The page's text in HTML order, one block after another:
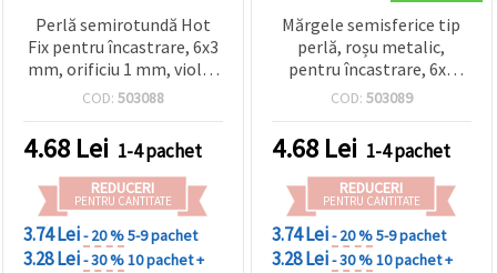
Perlă semirotundă Hot
Fix pentru încastrare, 6x3
mm, orificiu 1 mm, violet
metalizat - 50 buc.
COD: 503088
4.68 Lei 1-4 pachet
REDUCERI
PENTRU CANTITATE
3.74 Lei- 20 %5-9 pachet
3.28 Lei- 30 %10 pachet +
Mărgele semisferice tip
perlă, roșu metalic,
pentru încastrare, 6x3
mm, gaură 1 mm – set 50
COD: 503089
4.68 Lei 1-4 pachet
REDUCERI
PENTRU CANTITATE
3.74 Lei- 20 %5-9 pachet
3.28 Lei- 30 %10 pachet +